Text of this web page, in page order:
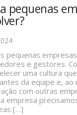
pequenas
pequenas
e gestores.
uma cultura
da equipe e, ao
com outras
empresa
[…]